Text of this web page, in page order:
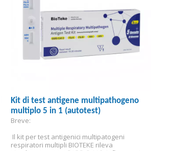
Kit di test antigene multipathogeno
multiplo 5 in 1 (autotest)
Breve:
Il kit per test antigenici multipatogeni
respiratori multipli BIOTEKE rileva